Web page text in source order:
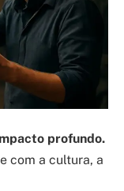
profundo.
com a cultura, a